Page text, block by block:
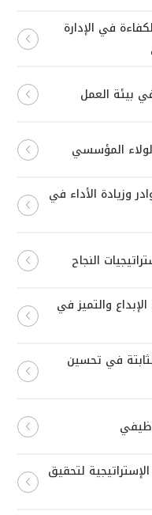
في الإدارة
بيئة العمل
المؤسسي
وزيادة الأداء في
النجاح
والتميز في
في تحسين
لتحقيق